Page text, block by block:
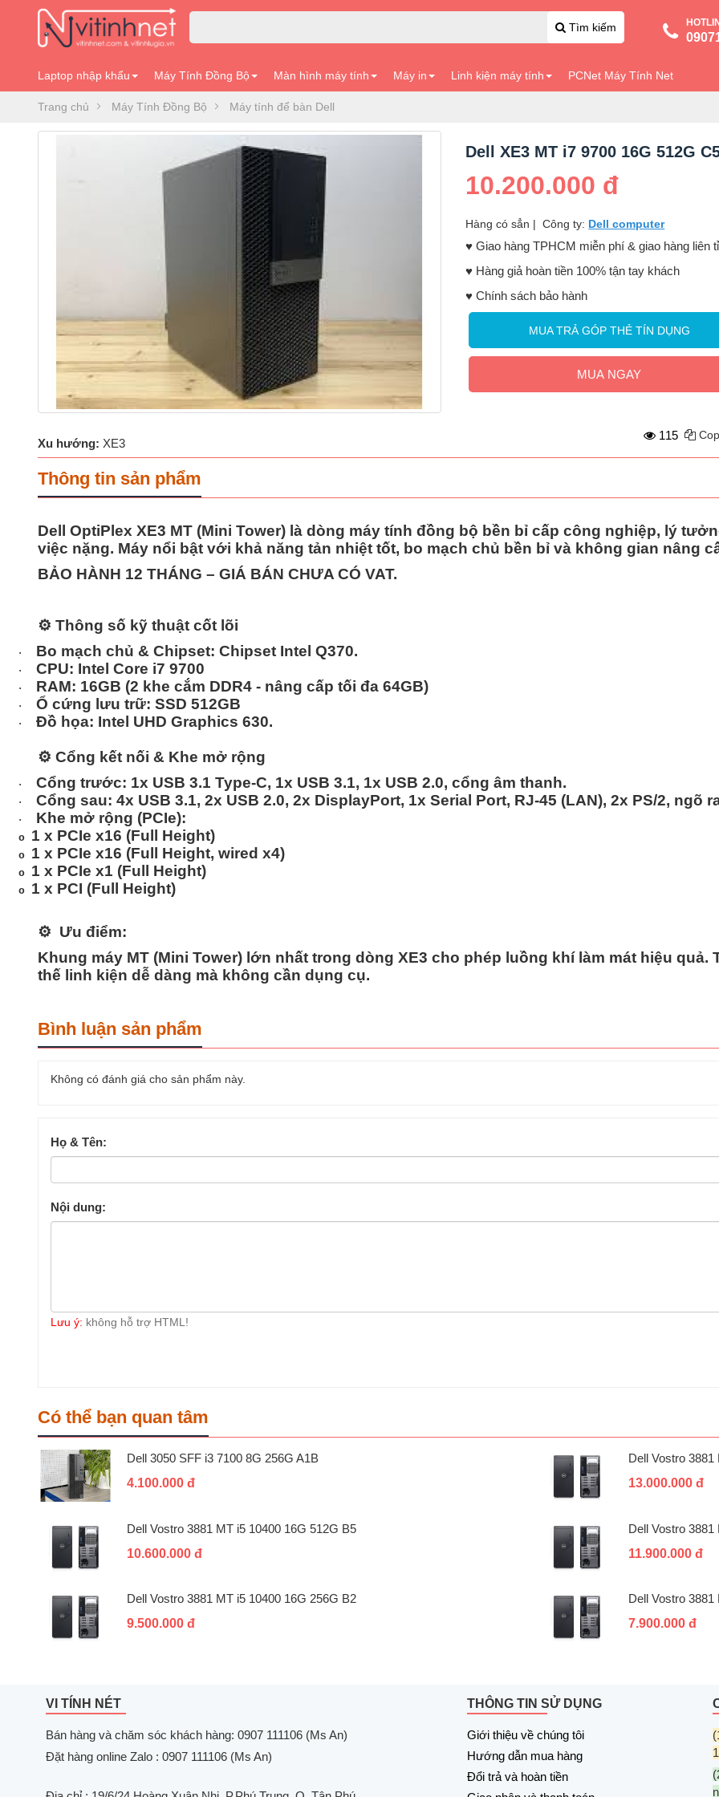
Tìm kiếm
Laptop nhập khẩu Máy Tính Đồng Bộ Màn hình máy tính Máy in Linh kiện máy tính PCNet Máy Tính Net
Trang chủ Máy Tính Đồng Bộ Máy tính để bàn Dell
Dell XE3 MT i7 9700 16G 512G
10.200.000 đ
Hàng có sẳn |Công ty: Dell computer
♥️ Giao hàng TPHCM miễn phí & giao hàng liên
♥️ Hàng giả hoàn tiền 100% tận tay khách
♥️ Chính sách bảo hành
MUA TRẢ GÓP THẺ TÍN DỤNG
MUA NGAY
Xu hướng: XE3
115
Thông tin sản phẩm
Dell OptiPlex XE3 MT (Mini Tower) là dòng máy tính đồng bộ bền bỉ cấp công nghiệp, lý
việc nặng. Máy nổi bật với khả năng tản nhiệt tốt, bo mạch chủ bền bỉ và không gian nâng
BẢO HÀNH 12 THÁNG – GIÁ BÁN CHƯA CÓ VAT.
⚙️ Thông số kỹ thuật cốt lõi
· Bo mạch chủ & Chipset: Chipset Intel Q370.
· CPU: Intel Core i7 9700
· RAM: 16GB (2 khe cắm DDR4 - nâng cấp tối đa 64GB)
· Ổ cứng lưu trữ: SSD 512GB
· Đồ họa: Intel UHD Graphics 630.
⚙️ Cổng kết nối & Khe mở rộng
· Cổng trước: 1x USB 3.1 Type-C, 1x USB 3.1, 1x USB 2.0, cổng âm thanh.
· Cổng sau: 4x USB 3.1, 2x USB 2.0, 2x DisplayPort, 1x Serial Port, RJ-45 (LAN), 2x PS/2, ngõ
· Khe mở rộng (PCIe):
o 1 x PCIe x16 (Full Height)
o 1 x PCIe x16 (Full Height, wired x4)
o 1 x PCIe x1 (Full Height)
o 1 x PCI (Full Height)
⚙️ Ưu điểm:
Khung máy MT (Mini Tower) lớn nhất trong dòng XE3 cho phép luồng khí làm mát hiệu
thế linh kiện dễ dàng mà không cần dụng cụ.
Bình luận sản phẩm
Không có đánh giá cho sản phẩm này.
Họ & Tên:
Nội dung:
Lưu ý: không hỗ trợ HTML!
Có thể bạn quan tâm
Dell 3050 SFF i3 7100 8G 256G A1B
4.100.000 đ
Dell Vostro
13.000.000 đ
Dell Vostro 3881 MT i5 10400 16G 512G B5
10.600.000 đ
Dell Vostro
11.900.000 đ
Dell Vostro 3881 MT i5 10400 16G 256G B2
9.500.000 đ
Dell Vostro
7.900.000 đ
VI TÍNH NÉT
Bán hàng và chăm sóc khách hàng: 0907 111106 (Ms An)
Đặt hàng online Zalo : 0907 111106 (Ms An)
THÔNG TIN SỬ DỤNG
Giới thiệu về chúng tôi
Hướng dẫn mua hàng
Đổi trả và hoàn tiền